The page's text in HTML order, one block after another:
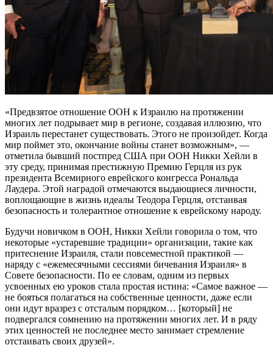
«Предвзятое отношение ООН к Израилю на протяжении
многих лет подрывает мир в регионе, создавая иллюзию, что
Израиль перестанет существовать. Этого не произойдет. Когда
мир поймет это, окончание войны станет возможным», —
отметила бывший постпред США при ООН Никки Хейли в
эту среду, принимая престижную Премию Герцля из рук
президента Всемирного еврейского конгресса Рональда
Лаудера. Этой наградой отмечаются выдающиеся личности,
воплощающие в жизнь идеалы Теодора Герцля, отстаивая
безопасность и толерантное отношение к еврейскому народу.
Будучи новичком в ООН, Никки Хейли говорила о том, что
некоторые «устаревшие традиции» организации, такие как
притеснение Израиля, стали повсеместной практикой —
наряду с «ежемесячными сессиями бичевания Израиля» в
Совете безопасности. По ее словам, одним из первых
усвоенных ею уроков стала простая истина: «Самое важное —
не бояться полагаться на собственные ценности, даже если
они идут вразрез с отсталым порядком… [который] не
подвергался сомнению на протяжении многих лет. И в ряду
этих ценностей не последнее место занимает стремление
отстаивать своих друзей».